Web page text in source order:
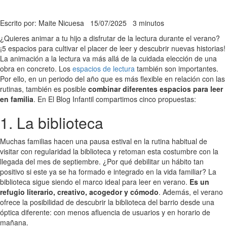
Escrito por: Maite Nicuesa 15/07/2025 3 minutos
¿Quieres animar a tu hijo a disfrutar de la lectura durante el verano?
¡5 espacios para cultivar el placer de leer y descubrir nuevas historias!
La animación a la lectura va más allá de la cuidada elección de una
obra en concreto. Los espacios de lectura también son importantes.
Por ello, en un periodo del año que es más flexible en relación con las
rutinas, también es posible combinar diferentes espacios para leer
en familia. En El Blog Infantil compartimos cinco propuestas:
1. La biblioteca
Muchas familias hacen una pausa estival en la rutina habitual de
visitar con regularidad la biblioteca y retoman esta costumbre con la
llegada del mes de septiembre. ¿Por qué debilitar un hábito tan
positivo si este ya se ha formado e integrado en la vida familiar? La
biblioteca sigue siendo el marco ideal para leer en verano. Es un
refugio literario, creativo, acogedor y cómodo. Además, el verano
ofrece la posibilidad de descubrir la biblioteca del barrio desde una
óptica diferente: con menos afluencia de usuarios y en horario de
mañana.